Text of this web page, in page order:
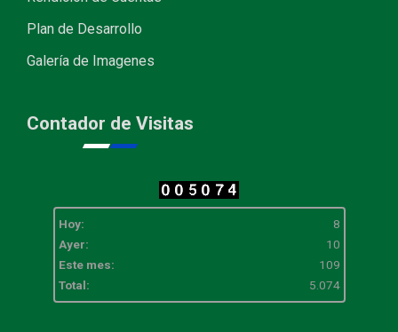
Plan de Desarrollo
Galería de Imagenes
Contador de Visitas
Hoy:
8
Ayer:
10
Este mes:
109
Total:
5.074